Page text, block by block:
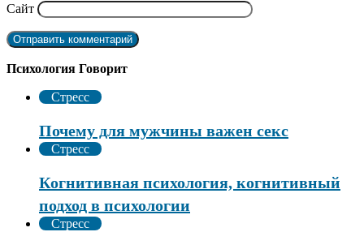
Сайт
Психология Говорит
Стресс
Почему для мужчины важен секс
Стресс
Когнитивная психология, когнитивный
подход в психологии
Стресс